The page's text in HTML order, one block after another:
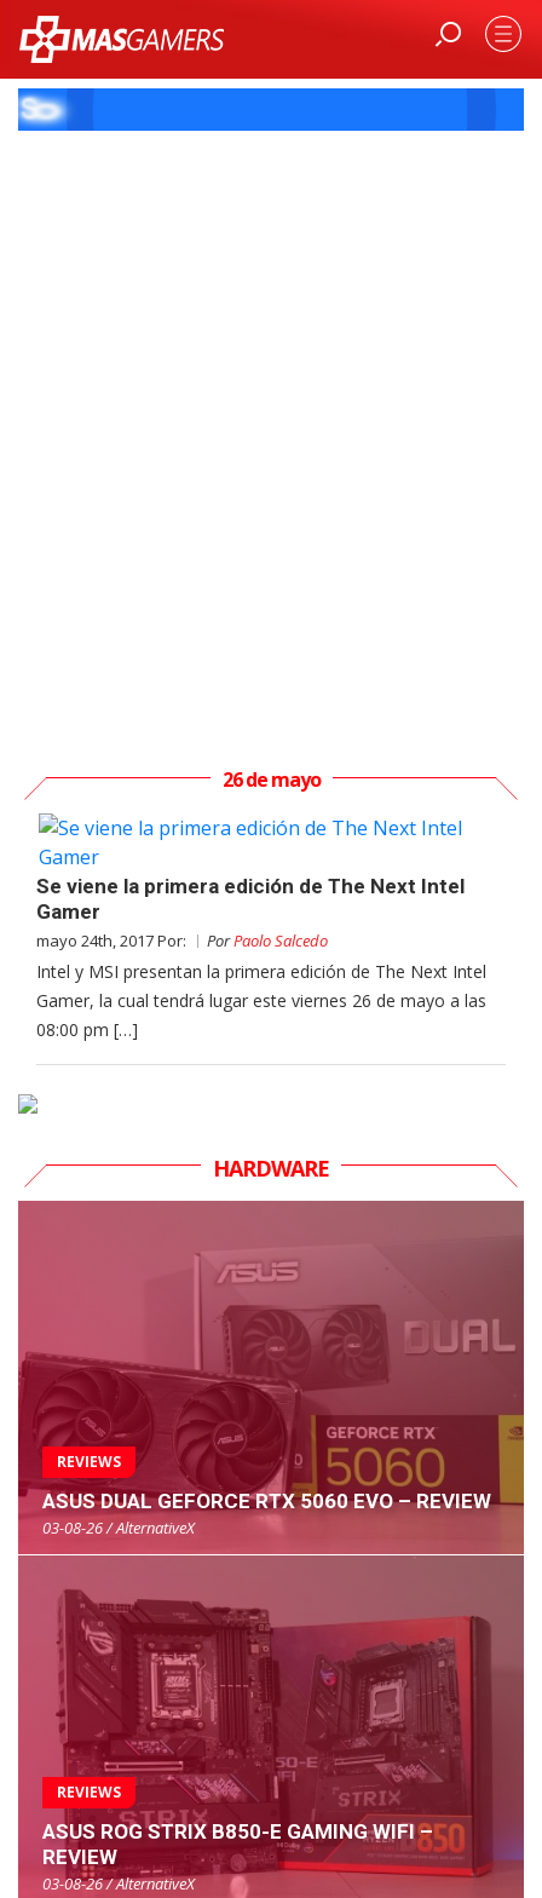
26 de mayo
Se viene la primera edición de The Next Intel
Gamer
mayo 24th, 2017 Por: PorPaolo Salcedo
Intel y MSI presentan la primera edición de The Next Intel
Gamer, la cual tendrá lugar este viernes 26 de mayo a las
08:00 pm […]
HARDWARE
REVIEWS
ASUS DUAL GEFORCE RTX 5060 EVO – REVIEW
03-08-26 / AlternativeX
REVIEWS
ASUS ROG STRIX B850-E GAMING WIFI –
REVIEW
03-08-26 / AlternativeX